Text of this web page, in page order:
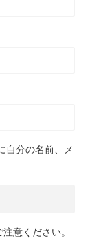
自分の名前、メ
意ください。